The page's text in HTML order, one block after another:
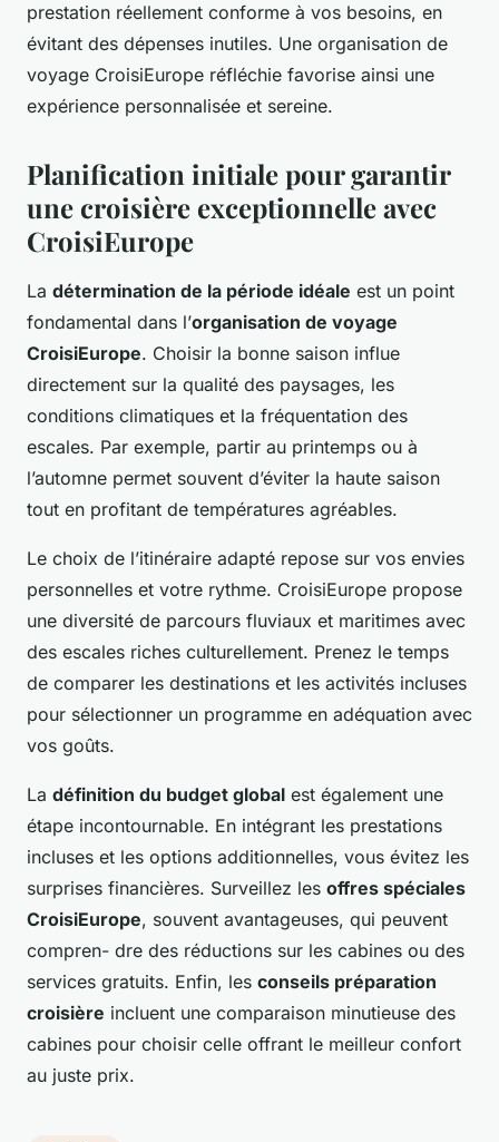
prestation réellement conforme à vos besoins, en
évitant des dépenses inutiles. Une organisation de
voyage CroisiEurope réfléchie favorise ainsi une
expérience personnalisée et sereine.
Planification initiale pour garantir
une croisière exceptionnelle avec
CroisiEurope
La détermination de la période idéale est un point
fondamental dans l’organisation de voyage
CroisiEurope. Choisir la bonne saison influe
directement sur la qualité des paysages, les
conditions climatiques et la fréquentation des
escales. Par exemple, partir au printemps ou à
l’automne permet souvent d’éviter la haute saison
tout en profitant de températures agréables.
Le choix de l’itinéraire adapté repose sur vos envies
personnelles et votre rythme. CroisiEurope propose
une diversité de parcours fluviaux et maritimes avec
des escales riches culturellement. Prenez le temps
de comparer les destinations et les activités incluses
pour sélectionner un programme en adéquation avec
vos goûts.
La définition du budget global est également une
étape incontournable. En intégrant les prestations
incluses et les options additionnelles, vous évitez les
surprises financières. Surveillez les offres spéciales
CroisiEurope, souvent avantageuses, qui peuvent
compren- dre des réductions sur les cabines ou des
services gratuits. Enfin, les conseils préparation
croisière incluent une comparaison minutieuse des
cabines pour choisir celle offrant le meilleur confort
au juste prix.